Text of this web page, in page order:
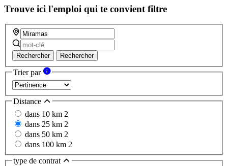
Trouve ici l'emploi qui te convient filtre
Rechercher Rechercher
Trier par
Distance
dans 10 km 2
dans 25 km 2
dans 50 km 2
dans 100 km 2
type de contrat